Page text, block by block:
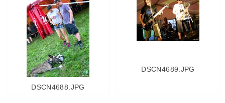
DSCN4688.JPG
DSCN4689.JPG